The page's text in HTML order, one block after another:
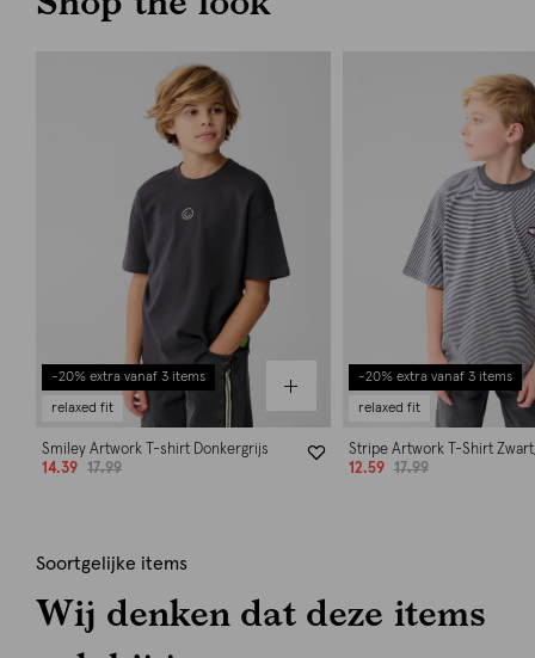
-20% extra vanaf 3 items
relaxed fit
Smiley Artwork T-shirt Donkergrijs
14.39
17.99
-20% extra vanaf 3 items
relaxed fit
Stripe Artwork T-Shirt
12.59
17.99
Soortgelijke items
Wij denken dat deze items